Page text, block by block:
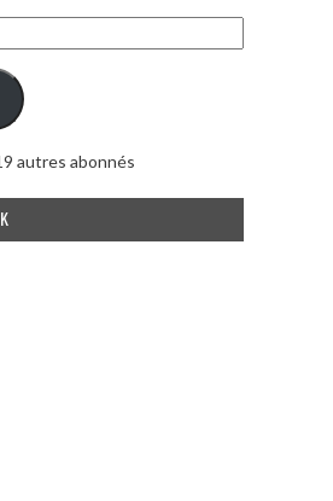
autres abonnés